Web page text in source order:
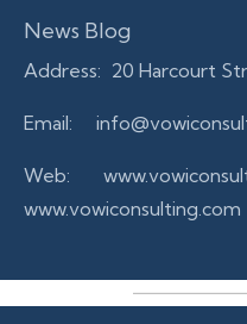
News Blog
Address: 20 Harcourt
Email:
Web:
www.vowiconsulting.com